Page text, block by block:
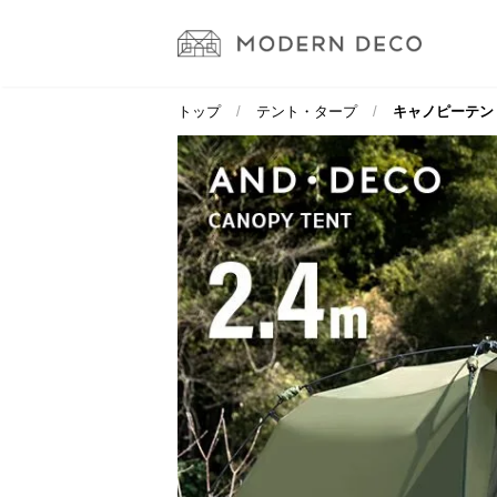
トップ テント・タープ キャノピーテ